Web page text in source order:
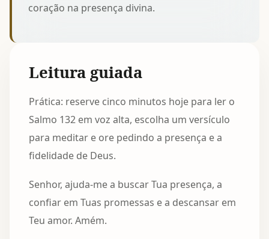
coração na presença divina.
Leitura guiada
Prática: reserve cinco minutos hoje para ler o
Salmo 132 em voz alta, escolha um versículo
para meditar e ore pedindo a presença e a
fidelidade de Deus.
Senhor, ajuda-me a buscar Tua presença, a
confiar em Tuas promessas e a descansar em
Teu amor. Amém.